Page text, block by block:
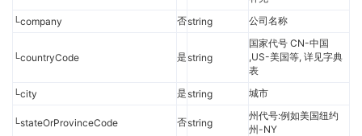
└company
否string 公司名称
└countryCode 是string
国家代号 CN-中国
,US-美国等, 详见字典
表
└city
是string 城市
└stateOrProvinceCode 否string
州代号:例如美国纽约
州-NY